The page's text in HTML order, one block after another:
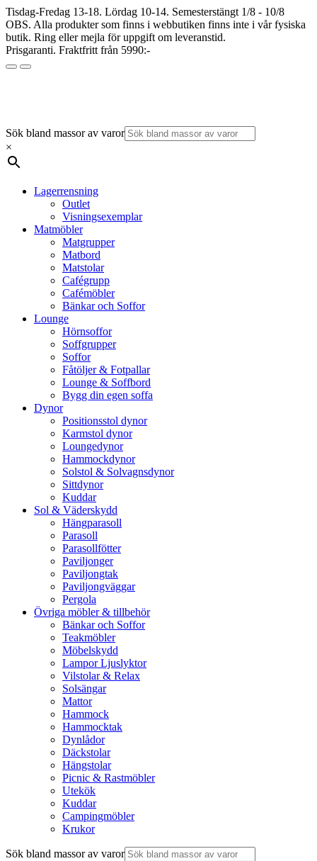
Tisdag-Fredag 13-18. Lördag 10-14. Semesterstängt 1/8 - 10/8
OBS. Alla produkter som finns i webbutiken finns inte i vår fysiska
butik. Ring eller mejla för uppgift om leveranstid.
Prisgaranti. Fraktfritt från 5990:-
Sök bland massor av varor
×
Lagerrensning
Outlet
Visningsexemplar
Matmöbler
Matgrupper
Matbord
Matstolar
Cafégrupp
Cafémöbler
Bänkar och Soffor
Lounge
Hörnsoffor
Soffgrupper
Soffor
Fåtöljer & Fotpallar
Lounge & Soffbord
Bygg din egen soffa
Dynor
Positionsstol dynor
Karmstol dynor
Loungedynor
Hammockdynor
Solstol & Solvagnsdynor
Sittdynor
Kuddar
Sol & Väderskydd
Hängparasoll
Parasoll
Parasollfötter
Paviljonger
Paviljongtak
Paviljongväggar
Pergola
Övriga möbler & tillbehör
Bänkar och Soffor
Teakmöbler
Möbelskydd
Lampor Ljuslyktor
Vilstolar & Relax
Solsängar
Mattor
Hammock
Hammocktak
Dynlådor
Däckstolar
Hängstolar
Picnic & Rastmöbler
Utekök
Kuddar
Campingmöbler
Krukor
Sök bland massor av varor